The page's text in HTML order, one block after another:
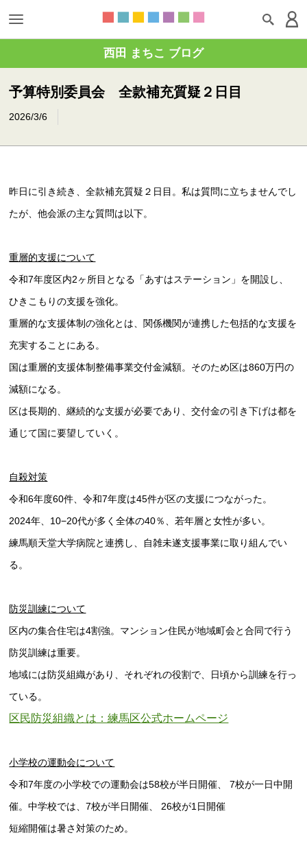
西田 まちこ ブログ
予算特別委員会 全款補充質疑２日目
2026/3/6
昨日に引き続き、全款補充質疑２日目。私は質問に立ちませんでし
たが、他会派の主な質問は以下。
重層的支援について
令和7年度区内2ヶ所目となる「あすはステーション」を開設し、
ひきこもりの支援を強化。
重層的な支援体制の強化とは、関係機関が連携した包括的な支援を
充実することにある。
国は重層的支援体制整備事業交付金減額。そのため区は860万円の
減額になる。
区は長期的、継続的な支援が必要であり、交付金の引き下げは都を
通じて国に要望していく。
自殺対策
令和6年度60件、令和7年度は45件が区の支援につながった。
2024年、10−20代が多く全体の40％、若年層と女性が多い。
練馬順天堂大学病院と連携し、自雑未遂支援事業に取り組んでい
る。
防災訓練について
区内の集合住宅は4割強。マンション住民が地域町会と合同で行う
防災訓練は重要。
地域には防災組織があり、それぞれの役割で、日頃から訓練を行っ
ている。
区民防災組織とは：練馬区公式ホームページ
小学校の運動会について
令和7年度の小学校での運動会は58校が半日開催、 7校が一日中開
催。中学校では、7校が半日開催、 26校が1日開催
短縮開催は暑さ対策のため。